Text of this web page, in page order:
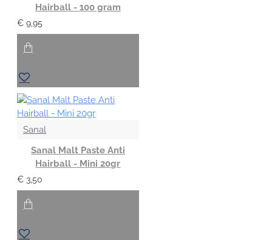
Hairball - 100 gram
€ 9,95
Sanal
Sanal Malt Paste Anti
Hairball - Mini 20gr
€ 3,50